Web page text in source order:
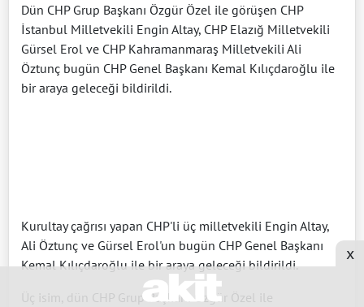
Dün CHP Grup Başkanı Özgür Özel ile görüşen CHP
İstanbul Milletvekili Engin Altay, CHP Elazığ Milletvekili
Gürsel Erol ve CHP Kahramanmaraş Milletvekili Ali
Öztunç bugün CHP Genel Başkanı Kemal Kılıçdaroğlu ile
bir araya geleceği bildirildi.
Kurultay çağrısı yapan CHP'li üç milletvekili Engin Altay,
Ali Öztunç ve Gürsel Erol'un bugün CHP Genel Başkanı
Kemal Kılıçdaroğlu ile bir araya geleceği bildirildi.
Üç isim, dün CHP Grup Başkanı Özgür Özel ile
x